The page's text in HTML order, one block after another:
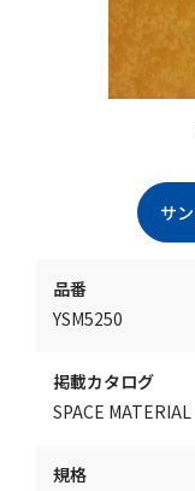
品番
YSM5250
掲載カタログ
SPACE MATERIAL
規格